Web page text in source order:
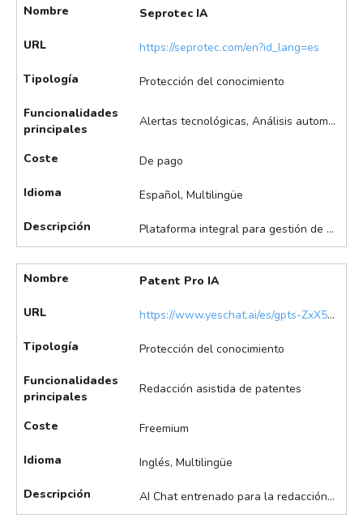
Nombre Seprotec IA
URL https://seprotec.com/en?id_lang=es
Tipología Protección del conocimiento
Funcionalidades
principales
Alertas tecnológicas, Análisis automáticos de IP, Análisis de infracción de patentes, Búsqueda asistida de patentes, Búsqueda automatizada de estado de la técnica, Identificación de potenciales licenciatarios, Monitorización de competidores, Redacción asistida de patentes, Tramitación asistida de registros
Coste De pago
Idioma Español, Multilingüe
Descripción Plataforma integral para gestión de propiedad industrial e intelectual, que cubre todo el ciclo de vida de la propiedad industrial, desde la búsqueda hasta la gestión y explotación. Ofrece soluciones integrales para patentes, marcas y diseños industriales. Destaca en búsquedas avanzadas y gestión de cartera a nivel global y asistida por IA, informes de novedad, panoramas, FTO, gestión cartera, traducción, DMS, entre otros.
Nombre Patent Pro IA
URL https://www.yeschat.ai/es/gpts-ZxX5OUXE-Patent-Pro
Tipología Protección del conocimiento
Funcionalidades
principales
Redacción asistida de patentes
Coste Freemium
Idioma Inglés, Multilingüe
Descripción AI Chat entrenado para la redacción asistida de patentes, con apoyo al análisis y gestión de carteras de patentes. Útil para profesionales que buscan optimizar la protección y el seguimiento de sus invenciones.